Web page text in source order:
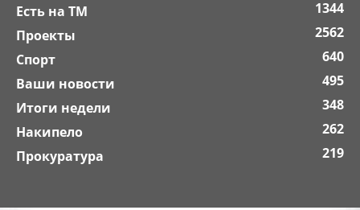
Есть на ТМ
1344
Проекты
2562
Спорт
640
Ваши новости
495
Итоги недели
348
Накипело
262
Прокуратура
219